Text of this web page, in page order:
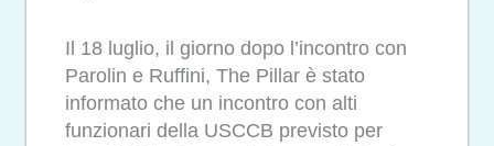
Il 18 luglio, il giorno dopo l’incontro con
Parolin e Ruffini, The Pillar è stato
informato che un incontro con alti
funzionari della USCCB previsto per